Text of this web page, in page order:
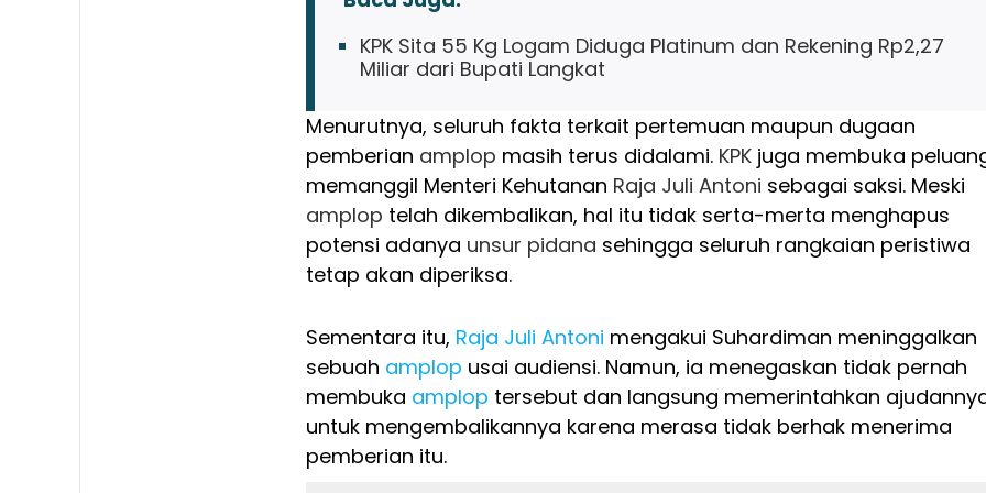
KPK Sita 55 Kg Logam Diduga Platinum dan Rekening Rp2,27
Miliar dari Bupati Langkat
Menurutnya, seluruh fakta terkait pertemuan maupun dugaan
pemberian amplop masih terus didalami. KPK juga membuka
memanggil Menteri Kehutanan Raja Juli Antoni sebagai saksi. Meski
amplop telah dikembalikan, hal itu tidak serta-merta menghapus
potensi adanya unsur pidana sehingga seluruh rangkaian peristiwa
tetap akan diperiksa.
Sementara itu, Raja Juli Antoni mengakui Suhardiman meninggalkan
sebuah amplop usai audiensi. Namun, ia menegaskan tidak pernah
membuka amplop tersebut dan langsung memerintahkan
untuk mengembalikannya karena merasa tidak berhak menerima
pemberian itu.